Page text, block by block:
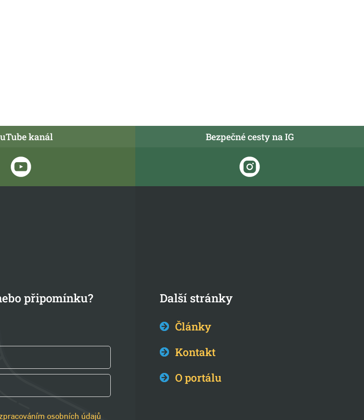
kanál Bezpečné cesty na IG
připomínku?
osobních údajů
Další stránky
Články
Kontakt
O portálu